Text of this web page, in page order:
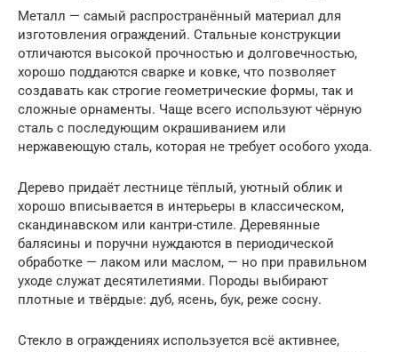
Металл — самый распространённый материал для
изготовления ограждений. Стальные конструкции
отличаются высокой прочностью и долговечностью,
хорошо поддаются сварке и ковке, что позволяет
создавать как строгие геометрические формы, так и
сложные орнаменты. Чаще всего используют чёрную
сталь с последующим окрашиванием или
нержавеющую сталь, которая не требует особого ухода.
Дерево придаёт лестнице тёплый, уютный облик и
хорошо вписывается в интерьеры в классическом,
скандинавском или кантри-стиле. Деревянные
балясины и поручни нуждаются в периодической
обработке — лаком или маслом, — но при правильном
уходе служат десятилетиями. Породы выбирают
плотные и твёрдые: дуб, ясень, бук, реже сосну.
Стекло в ограждениях используется всё активнее,